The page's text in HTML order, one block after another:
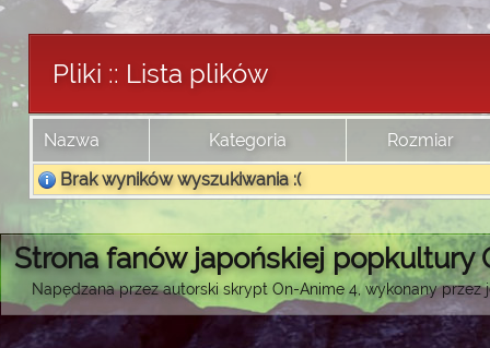
Pliki :: Lista plików
Nazwa Kategoria
Rozmiar
Brak wyników wyszukiwania :(
Strona fanów japońskiej popkultury
Napędzana przez autorski skrypt On-Anime 4, wykonany przez